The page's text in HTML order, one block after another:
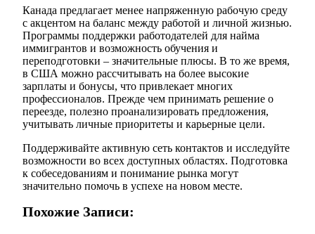
Канада предлагает менее напряженную рабочую среду
с акцентом на баланс между работой и личной жизнью.
Программы поддержки работодателей для найма
иммигрантов и возможность обучения и
переподготовки – значительные плюсы. В то же время,
в США можно рассчитывать на более высокие
зарплаты и бонусы, что привлекает многих
профессионалов. Прежде чем принимать решение о
переезде, полезно проанализировать предложения,
учитывать личные приоритеты и карьерные цели.
Поддерживайте активную сеть контактов и исследуйте
возможности во всех доступных областях. Подготовка
к собеседованиям и понимание рынка могут
значительно помочь в успехе на новом месте.
Похожие Записи: